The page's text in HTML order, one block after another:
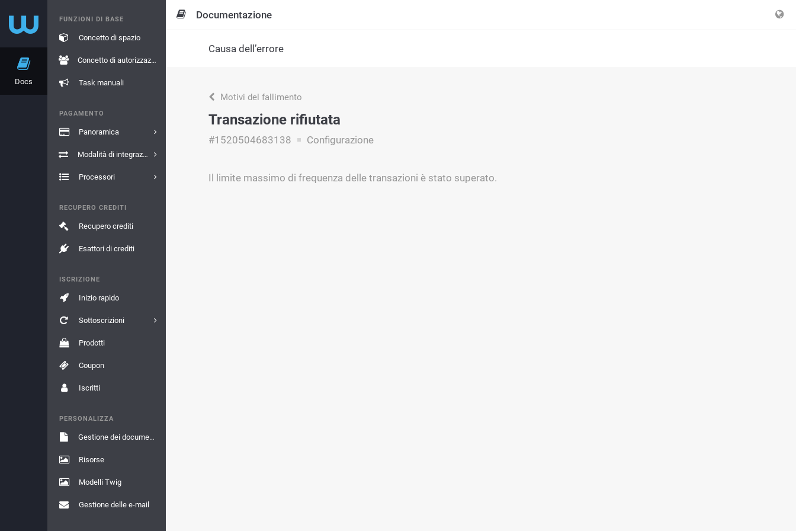
Docs
FUNZIONI DI BASE
Concetto di spazio
Concetto di autorizzazione
Task manuali
PAGAMENTO
Panoramica
Modalità di integrazione
Processori
RECUPERO CREDITI
Recupero crediti
Esattori di crediti
ISCRIZIONE
Inizio rapido
Sottoscrizioni
Prodotti
Coupon
Iscritti
PERSONALIZZA
Gestione dei documenti
Risorse
Modelli Twig
Gestione delle e-mail
Documentazione
Causa dell’errore
Motivi del fallimento
Transazione rifiutata
#1520504683138 Configurazione
Il limite massimo di frequenza delle transazioni è stato superato.